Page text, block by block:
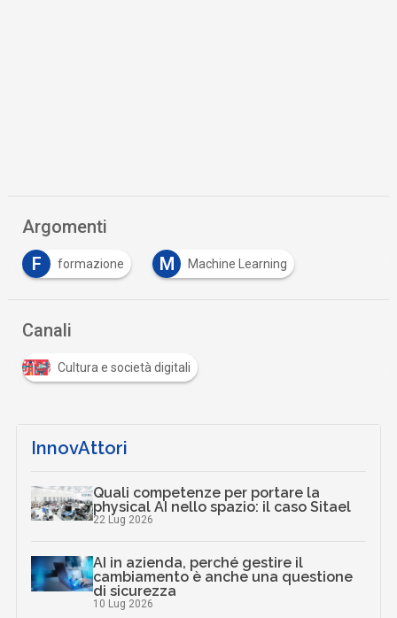
Argomenti
F
formazione M Machine Learning
Canali
Cultura e società digitali
InnovAttori
Quali competenze per portare la
physical AI nello spazio: il caso Sitael
22 Lug 2026
AI in azienda, perché gestire il
cambiamento è anche una questione
di sicurezza
10 Lug 2026